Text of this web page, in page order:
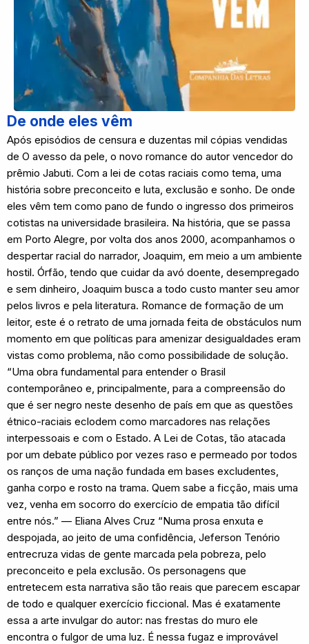
De onde eles vêm
Após episódios de censura e duzentas mil cópias vendidas
de O avesso da pele, o novo romance do autor vencedor do
prêmio Jabuti. Com a lei de cotas raciais como tema, uma
história sobre preconceito e luta, exclusão e sonho. De onde
eles vêm tem como pano de fundo o ingresso dos primeiros
cotistas na universidade brasileira. Na história, que se passa
em Porto Alegre, por volta dos anos 2000, acompanhamos o
despertar racial do narrador, Joaquim, em meio a um ambiente
hostil. Órfão, tendo que cuidar da avó doente, desempregado
e sem dinheiro, Joaquim busca a todo custo manter seu amor
pelos livros e pela literatura. Romance de formação de um
leitor, este é o retrato de uma jornada feita de obstáculos num
momento em que políticas para amenizar desigualdades eram
vistas como problema, não como possibilidade de solução.
“Uma obra fundamental para entender o Brasil
contemporâneo e, principalmente, para a compreensão do
que é ser negro neste desenho de país em que as questões
étnico-raciais eclodem como marcadores nas relações
interpessoais e com o Estado. A Lei de Cotas, tão atacada
por um debate público por vezes raso e permeado por todos
os ranços de uma nação fundada em bases excludentes,
ganha corpo e rosto na trama. Quem sabe a ficção, mais uma
vez, venha em socorro do exercício de empatia tão difícil
entre nós.” — Eliana Alves Cruz “Numa prosa enxuta e
despojada, ao jeito de uma confidência, Jeferson Tenório
entrecruza vidas de gente marcada pela pobreza, pelo
preconceito e pela exclusão. Os personagens que
entretecem esta narrativa são tão reais que parecem escapar
de todo e qualquer exercício ficcional. Mas é exatamente
essa a arte invulgar do autor: nas frestas do muro ele
encontra o fulgor de uma luz. É nessa fugaz e improvável